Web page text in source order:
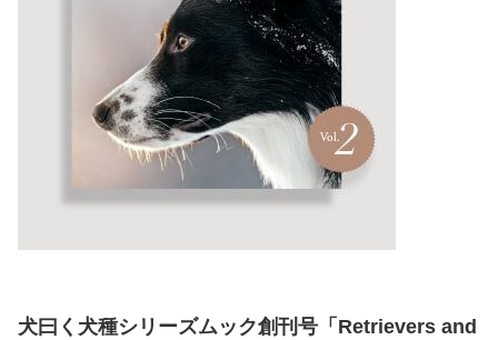
犬曰く犬種シリーズムック創刊号「Retrievers and